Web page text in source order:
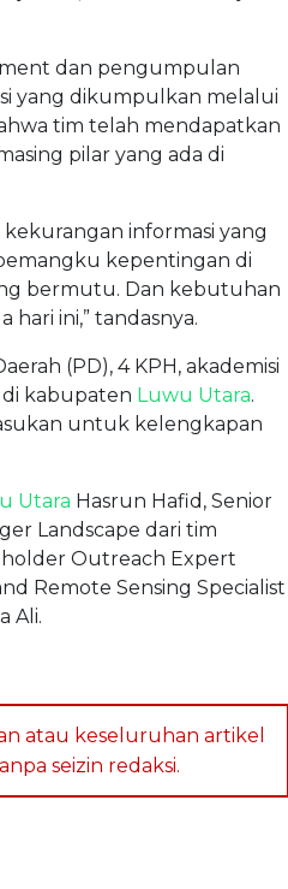
dan pengumpulan
yang dikumpulkan melalui
tim telah mendapatkan
pilar yang ada di
informasi yang
kepentingan di
bermutu. Dan kebutuhan
hari ini,” tandasnya.
(PD), 4 KPH, akademisi
di kabupaten Luwu Utara.
untuk kelengkapan
Utara Hasrun Hafid, Senior
Landscape dari tim
Outreach Expert
Remote Sensing Specialist
Ali.
atau keseluruhan artikel
seizin redaksi.